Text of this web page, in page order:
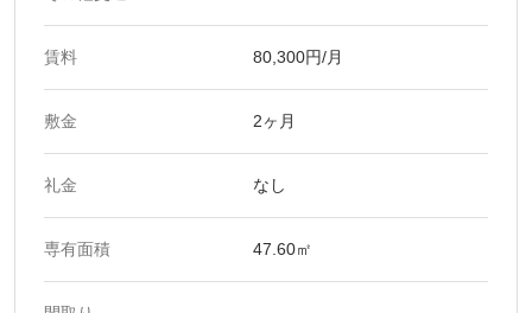
賃料 80,300円/月
敷金 2ヶ月
礼金 なし
専有面積 47.60㎡